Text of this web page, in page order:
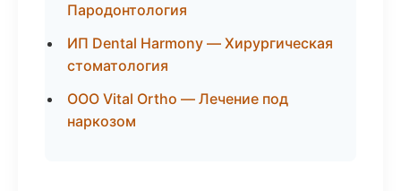
Пародонтология
ИП Dental Harmony — Хирургическая
стоматология
ООО Vital Ortho — Лечение под
наркозом